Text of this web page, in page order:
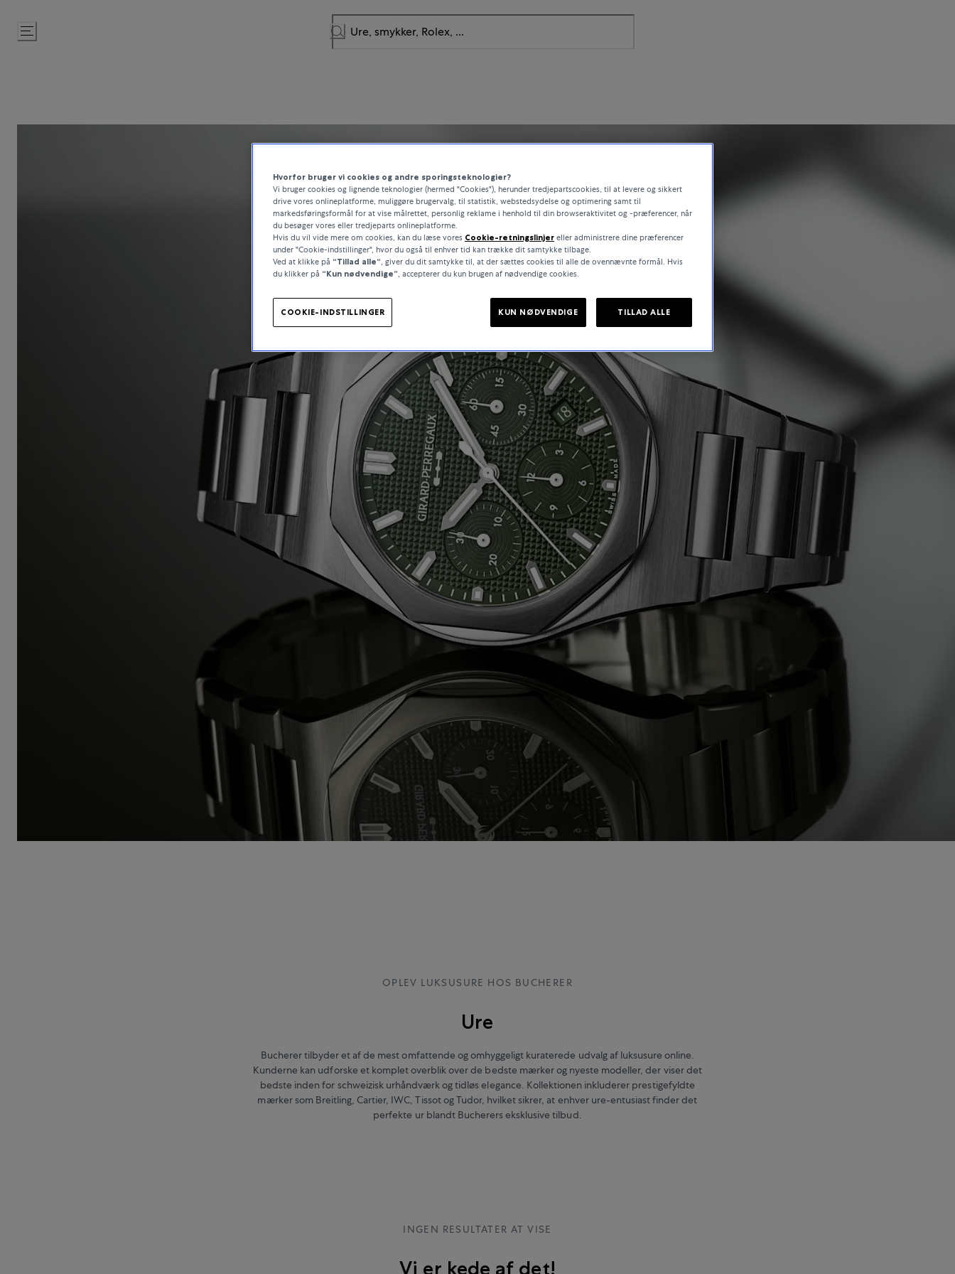
Gå
til
OPLEV LUKSUSURE HOS BUCHERER
Ure
Bucherer tilbyder et af de mest omfattende og omhyggeligt kuraterede udvalg af luksusure online.
Kunderne kan udforske et komplet overblik over de bedste mærker og nyeste modeller, der viser det
bedste inden for schweizisk urhåndværk og tidløs elegance. Kollektionen inkluderer prestigefyldte
mærker som Breitling, Cartier, IWC, Tissot og Tudor, hvilket sikrer, at enhver ure-entusiast finder det
perfekte ur blandt Bucherers eksklusive tilbud.
INGEN RESULTATER AT VISE
Vi er kede af det!
Hvorfor bruger vi cookies og andre sporingsteknologier?
Vi bruger cookies og lignende teknologier (hermed "Cookies"), herunder tredjepartscookies, til at levere og sikkert
drive vores onlineplatforme, muliggøre brugervalg, til statistik, webstedsydelse og optimering samt til
markedsføringsformål for at vise målrettet, personlig reklame i henhold til din browseraktivitet og -præferencer, når
du besøger vores eller tredjeparts onlineplatforme.
Hvis du vil vide mere om cookies, kan du læse vores Cookie-retningslinjer eller administrere dine præferencer
under "Cookie-indstillinger", hvor du også til enhver tid kan trække dit samtykke tilbage.
Ved at klikke på “Tillad alle“ , giver du dit samtykke til, at der sættes cookies til alle de ovennævnte formål. Hvis
du klikker på “Kun nødvendige” , accepterer du kun brugen af nødvendige cookies.
COOKIE-INDSTILLINGER KUN NØDVENDIGE TILLAD ALLE